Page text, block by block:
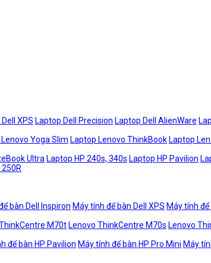
XPS Laptop Dell Precision Laptop Dell AlienWare
Yoga Slim Laptop Lenovo ThinkBook Laptop
Ultra Laptop HP 240s, 340s Laptop HP Pavilion
bàn Dell Inspiron Máy tính để bàn Dell XPS Máy tính
M70t Lenovo ThinkCentre M70s Lenovo
để bàn HP Pavilion Máy tính để bàn HP Pro Mini Máy